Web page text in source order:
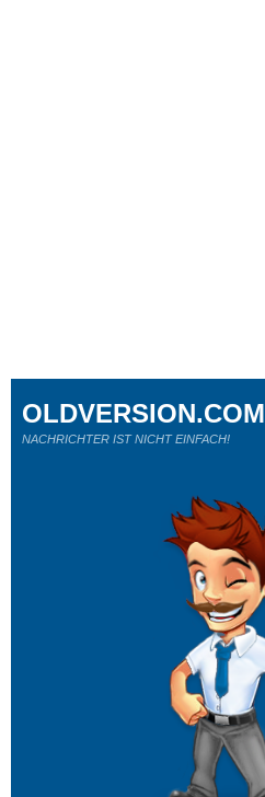
OLDVERSION.COM
NACHRICHTER IST NICHT EINFACH!